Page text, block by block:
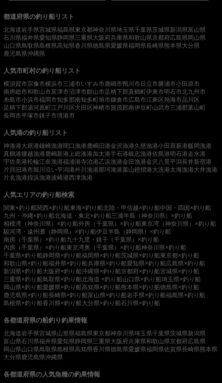
都道府県の釣り船リスト
北海道岩手県宮城県福島県東京都神奈川県埼玉県千葉県茨城県新潟県富山県
石川県福井県愛知県静岡県三重県大阪府兵庫県和歌山県京都府広島県岡山県
山口県鳥取県島根県高知県香川県徳島県愛媛県福岡県長崎県熊本県大分県
鹿児島県沖縄県
人気市町村の釣り船リスト
横須賀市宗像市横浜市三浦市いすみ市鹿嶋市鴨川市日立市勝浦市小田原市
南房総市和歌山市富津市沼津市館山市足柄下郡真鶴町伊東市明石市北九州市
糸島市小浜市福岡市知多郡南知多町旭市鎌倉市広島市江東区熱海市品川区
足柄下郡湯河原町江戸川区大田区神栖市賀茂郡南伊豆町山武市三浦郡葉山町
長岡市平塚市銚子市境港市
人気港の釣り船リスト
神湊港大原港鐘崎漁港間口漁港 鹿嶋旧港金沢漁港久慈漁港小田原新港飯岡漁港
真鶴港腰越漁港 鹿嶋新港 上総湊港加太港手石港岐志漁港佐島港明石港走水港
宇佐美港松輪江奈漁港福浦港寺泊港乙浜漁港金田漁港金沢八景平潟長井新宿港
片貝旧港市堀川沿い平潟港外川漁港那珂湊港葉山鐙摺港大洗港太海漁港大井漁港
片名漁港姪浜漁港波崎港西津漁港
人気エリアの釣り船検索
関東×釣り船関西×釣り船東海×釣り船北陸・甲信越×釣り船中国・四国×釣り船
九州・沖縄×釣り船北海道・東北×釣り船三浦半島（神奈川県）×釣り船
相模湾（神奈川県）×釣り船外房（千葉県）×釣り船東京湾（神奈川県）×釣り船
駿河湾・遠州灘（静岡県）×釣り船伊豆半島（静岡県）×釣り船
南房（千葉県）×釣り船九十九里・銚子（千葉県）×釣り船
内房（千葉県）×釣り船東京湾奥（千葉県）×釣り船神奈川県×釣り船
千葉県×釣り船静岡県×釣り船福岡県×釣り船茨城県×釣り船東京都×釣り船
和歌山県×釣り船福井県×釣り船兵庫県×釣り船愛知県×釣り船広島県×釣り船
新潟県×釣り船大阪府×釣り船沖縄県×釣り船京都府×釣り船宮城県×釣り船
三重県×釣り船鳥取県×釣り船北海道 ×釣り船山口県×釣り船埼玉県×釣り船
岡山県×釣り船愛媛県×釣り船高知県×釣り船熊本県×釣り船徳島県×釣り船
鹿児島県×釣り船長崎県×釣り船富山県×釣り船岩手県×釣り船福島県×釣り船
島根県×釣り船香川県×釣り船大分県×釣り船石川県×釣り船
各都道府県の船釣り釣果情報
北海道岩手県宮城県山形県福島県東京都神奈川県埼玉県千葉県茨城県新潟県
富山県石川県福井県愛知県静岡県三重県大阪府兵庫県和歌山県京都府広島県
岡山県山口県鳥取県島根県高知県香川県徳島県愛媛県福岡県佐賀県長崎県熊本県
大分県 鹿児島県沖縄県
各都道府県の人気魚種の釣果情報